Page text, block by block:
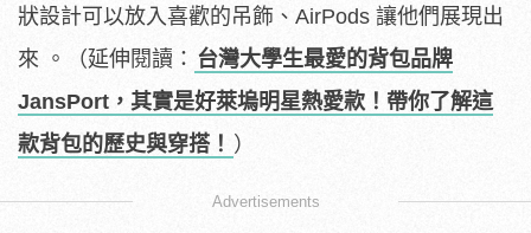
狀設計可以放入喜歡的吊飾、AirPods 讓他們展現出
來 。（延伸閱讀： 台灣大學生最愛的背包品牌
JansPort，其實是好萊塢明星熱愛款！帶你了解這
款背包的歷史與穿搭！ ）
Advertisements